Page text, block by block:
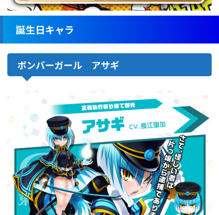
誕生日キャラ
ボンバーガール アサギ